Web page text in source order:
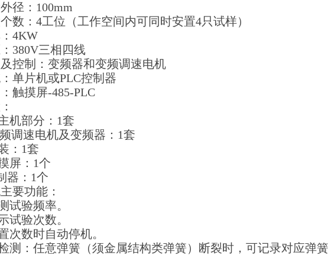
径：100mm
数：4工位（工作空间内可同时安置4只试样）
4KW
380V三相四线
控制：变频器和变频调速电机
单片机或PLC控制器
触摸屏-485-PLC
机部分：1套
调速电机及变频器：1套
：1套
屏：1个
器：1个
要功能：
试验频率。
试验次数。
次数时自动停机。
测：任意弹簧（须金属结构类弹簧）断裂时，可记录对应弹